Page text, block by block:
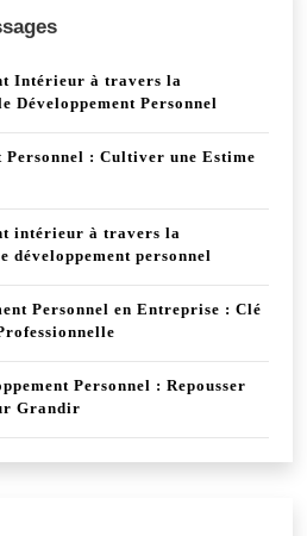
Intérieur à travers la
Développement Personnel
Personnel : Cultiver une Estime
intérieur à travers la
développement personnel
Personnel en Entreprise : Clé
Personnel : Repousser
Grandir